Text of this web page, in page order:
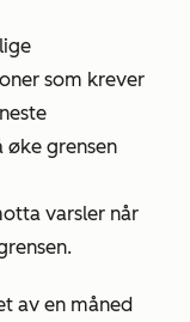
som krever
øke grensen
varsler når
av en måned